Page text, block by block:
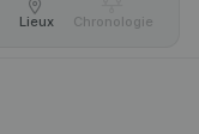
Lieux Chronologie